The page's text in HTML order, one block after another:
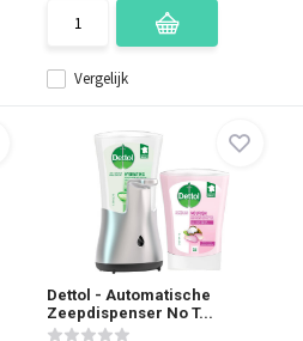
Vergelijk
Dettol - Automatische
Zeepdispenser No T...